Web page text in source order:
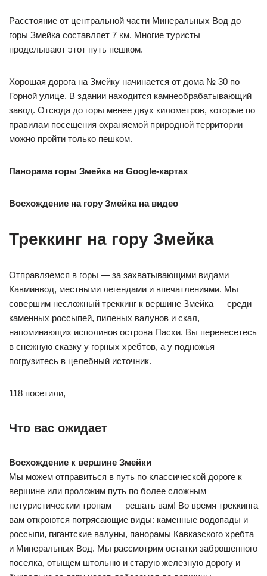
Расстояние от центральной части Минеральных Вод до
горы Змейка составляет 7 км. Многие туристы
проделывают этот путь пешком.
Хорошая дорога на Змейку начинается от дома № 30 по
Горной улице. В здании находится камнеобрабатывающий
завод. Отсюда до горы менее двух километров, которые по
правилам посещения охраняемой природной территории
можно пройти только пешком.
Панорама горы Змейка на Google-картах
Восхождение на гору Змейка на видео
Треккинг на гору Змейка
Отправляемся в горы — за захватывающими видами
Кавминвод, местными легендами и впечатлениями. Мы
совершим несложный треккинг к вершине Змейка — среди
каменных россыпей, пиленых валунов и скал,
напоминающих исполинов острова Пасхи. Вы перенесетесь
в снежную сказку у горных хребтов, а у подножья
погрузитесь в целебный источник.
118 посетили,
Что вас ожидает
Восхождение к вершине Змейки
Мы можем отправиться в путь по классической дороге к
вершине или проложим путь по более сложным
нетуристическим тропам — решать вам! Во время треккинга
вам откроются потрясающие виды: каменные водопады и
россыпи, гигантские валуны, панорамы Кавказского хребта
и Минеральных Вод. Мы рассмотрим остатки заброшенного
поселка, отыщем штольню и старую железную дорогу и